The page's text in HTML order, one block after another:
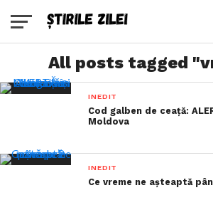
All posts tagged
INEDIT
Cod galben de ceață:
Moldova
INEDIT
Ce vreme ne așteaptă